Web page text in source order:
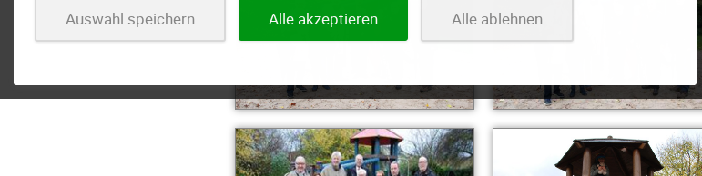
Auswahl speichern Alle akzeptieren Alle ablehnen